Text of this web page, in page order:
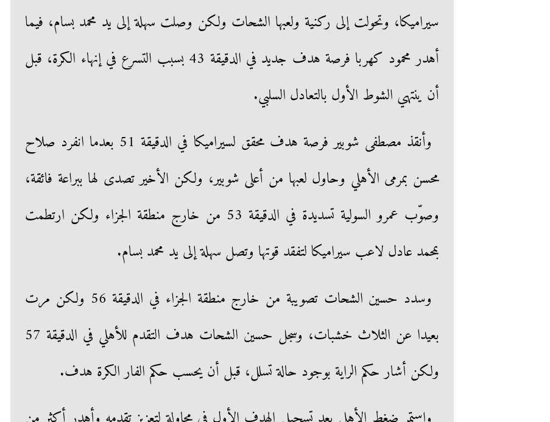
سيراميكا، وتحولت إلى ركنية ولعبها الشحات ولكن وصلت سهلة إلى يد محمد بسام، فيما
أهدر محمود كهربا فرصة هدف جديد في الدقيقة 43 بسبب التسرع في إنهاء الكرة، قبل
أن ينتهي الشوط الأول بالتعادل السلبي.
وأنقذ مصطفى شوبير فرصة هدف محقق لسيراميكا في الدقيقة 51 بعدما انفرد صلاح
محسن بمرمى الأهلي وحاول لعبها من أعلى شوبير، ولكن الأخير تصدى لها ببراعة فائقة،
وصوّب عمرو السولية تسديدة في الدقيقة 53 من خارج منطقة الجزاء ولكن ارتطمت
بمحمد عادل لاعب سيراميكا لتفقد قوتها وتصل سهلة إلى يد محمد بسام.
وسدد حسين الشحات تصويبة من خارج منطقة الجزاء في الدقيقة 56 ولكن مرت
بعيدا عن الثلاث خشبات، وسجل حسين الشحات هدف التقدم للأهلي في الدقيقة 57
ولكن أشار حكم الراية بوجود حالة تسلل، قبل أن يحسب حكم الفار الكرة هدف.